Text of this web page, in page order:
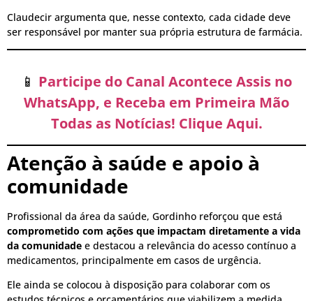
Claudecir argumenta que, nesse contexto, cada cidade deve
ser responsável por manter sua própria estrutura de farmácia.
📱 Participe do Canal Acontece Assis no
WhatsApp, e Receba em Primeira Mão
Todas as Notícias! Clique Aqui.
Atenção à saúde e apoio à
comunidade
Profissional da área da saúde, Gordinho reforçou que está
comprometido com ações que impactam diretamente a vida
da comunidade e destacou a relevância do acesso contínuo a
medicamentos, principalmente em casos de urgência.
Ele ainda se colocou à disposição para colaborar com os